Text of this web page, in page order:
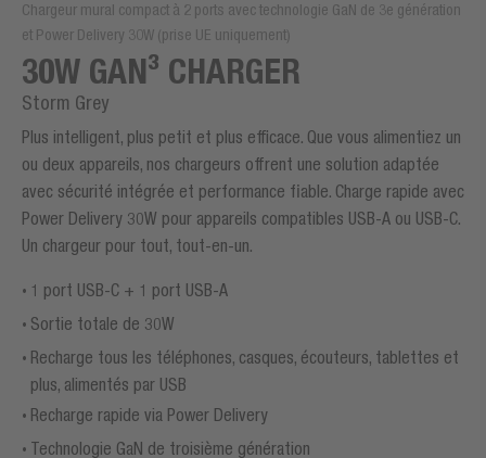
Chargeur mural compact à 2 ports avec technologie GaN de 3e génération
et Power Delivery 30W (prise UE uniquement)
30W GAN³ CHARGER
Storm Grey
Plus intelligent, plus petit et plus efficace. Que vous alimentiez un
ou deux appareils, nos chargeurs offrent une solution adaptée
avec sécurité intégrée et performance fiable. Charge rapide avec
Power Delivery 30W pour appareils compatibles USB-A ou USB-C.
Un chargeur pour tout, tout-en-un.
1 port USB-C + 1 port USB-A
Sortie totale de 30W
Recharge tous les téléphones, casques, écouteurs, tablettes et
plus, alimentés par USB
Recharge rapide via Power Delivery
Technologie GaN de troisième génération